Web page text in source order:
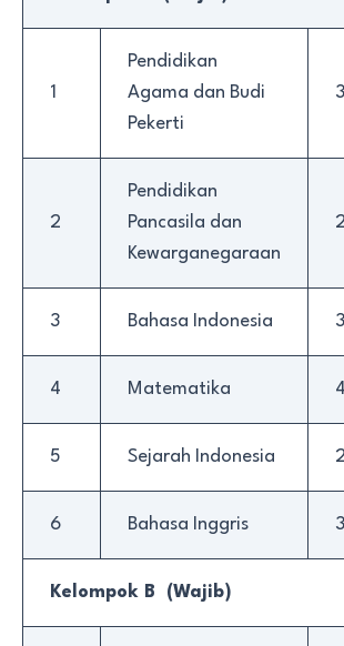
1
Pendidikan
Agama dan Budi
Pekerti
3
2
Pendidikan
Pancasila dan
Kewarganegaraan
2
3 Bahasa Indonesia 3
4 Matematika 4
5 Sejarah Indonesia 2
6 Bahasa Inggris 3
Kelompok B (Wajib)